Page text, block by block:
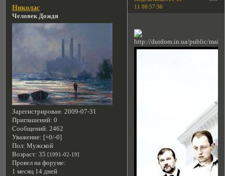
11 08:57:36
Николас
Человек Дождя
Зарегистрирован: 2009-07-31
Приглашений: 0
Сообщений: 2462
Уважение: [+0/-0]
Пол: Мужской
Возраст: 35 [1991-02-19]
Провел на форуме:
1 месяц 14 дней